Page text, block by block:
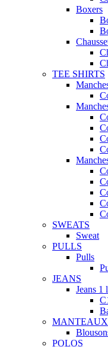
Boxers
TEE SHIRTS
SWEATS
Sweat
PULLS
Pulls
JEANS
Jeans 1
MANTEAUX
POLOS